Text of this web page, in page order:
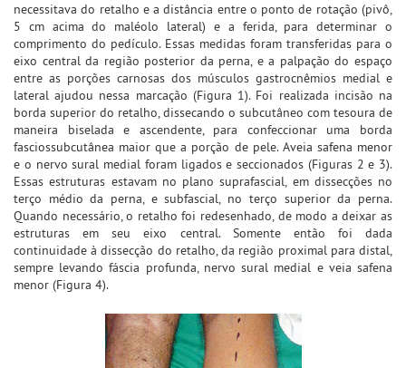
necessitava do retalho e a distância entre o ponto de rotação (pivô,
5 cm acima do maléolo lateral) e a ferida, para determinar o
comprimento do pedículo. Essas medidas foram transferidas para o
eixo central da região posterior da perna, e a palpação do espaço
entre as porções carnosas dos músculos gastrocnêmios medial e
lateral ajudou nessa marcação (Figura 1). Foi realizada incisão na
borda superior do retalho, dissecando o subcutâneo com tesoura de
maneira biselada e ascendente, para confeccionar uma borda
fasciossubcutânea maior que a porção de pele. Aveia safena menor
e o nervo sural medial foram ligados e seccionados (Figuras 2 e 3).
Essas estruturas estavam no plano suprafascial, em dissecções no
terço médio da perna, e subfascial, no terço superior da perna.
Quando necessário, o retalho foi redesenhado, de modo a deixar as
estruturas em seu eixo central. Somente então foi dada
continuidade à dissecção do retalho, da região proximal para distal,
sempre levando fáscia profunda, nervo sural medial e veia safena
menor (Figura 4).